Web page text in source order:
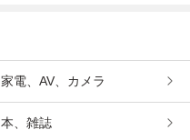
家電、AV、カメラ
本、雑誌